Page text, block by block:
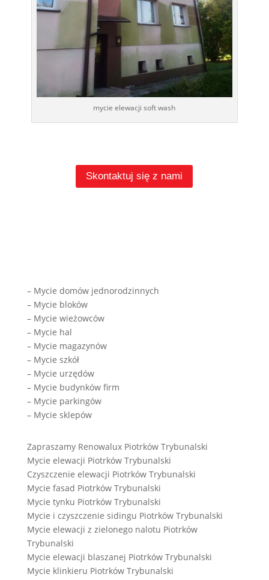
mycie elewacji soft wash
Skontaktuj się z nami
– Mycie domów jednorodzinnych
– Mycie bloków
– Mycie wieżowców
– Mycie hal
– Mycie magazynów
– Mycie szkół
– Mycie urzędów
– Mycie budynków firm
– Mycie parkingów
– Mycie sklepów
Zapraszamy Renowalux Piotrków Trybunalski
Mycie elewacji Piotrków Trybunalski
Czyszczenie elewacji Piotrków Trybunalski
Mycie fasad Piotrków Trybunalski
Mycie tynku Piotrków Trybunalski
Mycie i czyszczenie sidingu Piotrków Trybunalski
Mycie elewacji z zielonego nalotu Piotrków
Trybunalski
Mycie elewacji blaszanej Piotrków Trybunalski
Mycie klinkieru Piotrków Trybunalski